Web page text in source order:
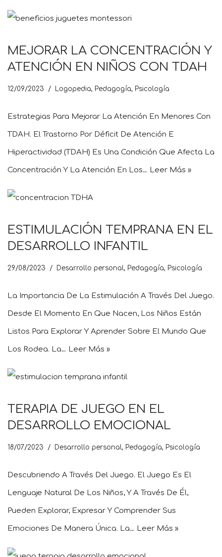
MEJORAR LA CONCENTRACIÓN Y
ATENCIÓN EN NIÑOS CON TDAH
12/09/2023 Logopedia, Pedagogía, Psicología
Estrategias Para Mejorar La Atención En Menores Con
TDAH. El Trastorno Por Déficit De Atención E
Hiperactividad (TDAH) Es Una Condición Que Afecta La
Concentración Y La Atención En Los… Leer Más »
ESTIMULACIÓN TEMPRANA EN EL
DESARROLLO INFANTIL
29/08/2023 Desarrollo personal, Pedagogía, Psicología
La Importancia De La Estimulación A Través Del Juego.
Desde El Momento En Que Nacen, Los Niños Están
Listos Para Explorar Y Aprender Sobre El Mundo Que
Los Rodea. La… Leer Más »
TERAPIA DE JUEGO EN EL
DESARROLLO EMOCIONAL
18/07/2023 Desarrollo personal, Pedagogía, Psicología
Descubriendo A Través Del Juego. El Juego Es El
Lenguaje Natural De Los Niños, Y A Través De Él,
Pueden Explorar, Expresar Y Comprender Sus
Emociones De Manera Única. La… Leer Más »